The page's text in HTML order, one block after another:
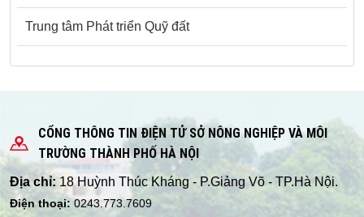
Trung tâm Phát triển Quỹ đất
CỔNG THÔNG TIN ĐIỆN TỬ SỞ NÔNG NGHIỆP VÀ MÔI
TRƯỜNG THÀNH PHỐ HÀ NỘI
Địa chỉ: 18 Huỳnh Thúc Kháng - P.Giảng Võ - TP.Hà Nội.
Điện thoại: 0243.773.7609